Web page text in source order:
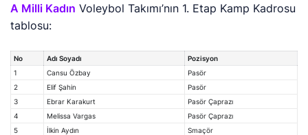
A Milli Kadın Voleybol Takımı’nın 1. Etap Kamp Kadrosu
tablosu:
No Adı Soyadı
Pozisyon
1
Cansu Özbay
Pasör
2
Elif Şahin
Pasör
3
Ebrar Karakurt
Pasör Çaprazı
4
Melissa Vargas
Pasör Çaprazı
5
İlkin Aydın
Smaçör